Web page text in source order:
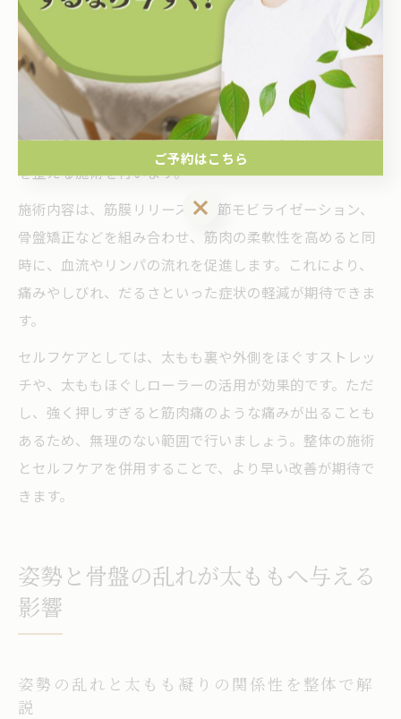
整体による太もも裏・外側の悩み改善法
太もも裏や外側の張り・痛みは、筋肉の使い過ぎや姿勢
のアンバランス、股関節や骨盤の歪みが主な原因です。
整体では、ハムストリングスや外側広筋など、太もも
裏・外側の筋肉を中心にアプローチし、全身のバランス
を整える施術を行います。
施術内容は、筋膜リリースや関節モビライゼーション、
骨盤矯正などを組み合わせ、筋肉の柔軟性を高めると同
時に、血流やリンパの流れを促進します。これにより、
痛みやしびれ、だるさといった症状の軽減が期待できま
す。
セルフケアとしては、太もも裏や外側をほぐすストレッ
チや、太ももほぐしローラーの活用が効果的です。ただ
し、強く押しすぎると筋肉痛のような痛みが出ることも
あるため、無理のない範囲で行いましょう。整体の施術
とセルフケアを併用することで、より早い改善が期待で
きます。
姿勢と骨盤の乱れが太ももへ与える
影響
姿勢の乱れと太もも凝りの関係性を整体で解
説
ご予約はこちら
ご予約はこちら